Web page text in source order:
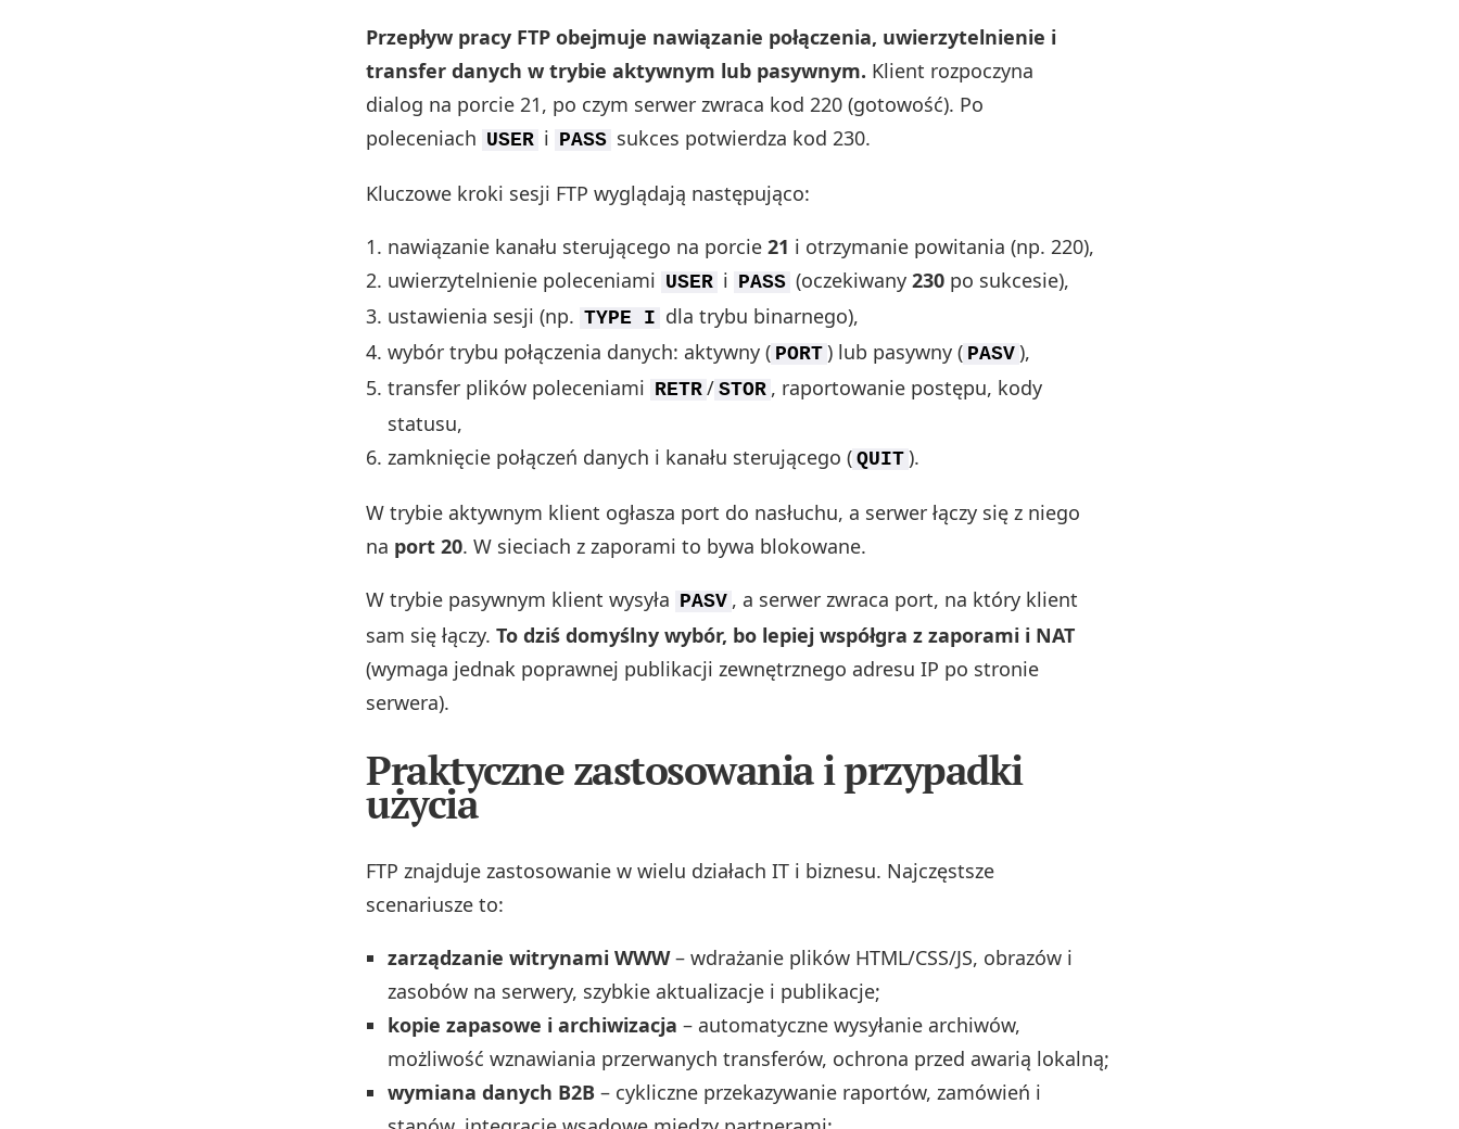
Przepływ pracy FTP obejmuje nawiązanie połączenia, uwierzytelnienie i
transfer danych w trybie aktywnym lub pasywnym. Klient rozpoczyna
dialog na porcie 21, po czym serwer zwraca kod 220 (gotowość). Po
poleceniach USER i PASS sukces potwierdza kod 230.
Kluczowe kroki sesji FTP wyglądają następująco:
nawiązanie kanału sterującego na porcie 21 i otrzymanie powitania (np. 220),
uwierzytelnienie poleceniami USER i PASS (oczekiwany 230 po sukcesie),
ustawienia sesji (np. TYPE I dla trybu binarnego),
wybór trybu połączenia danych: aktywny ( PORT ) lub pasywny ( PASV ),
transfer plików poleceniami RETR / STOR , raportowanie postępu, kody
statusu,
zamknięcie połączeń danych i kanału sterującego ( QUIT ).
W trybie aktywnym klient ogłasza port do nasłuchu, a serwer łączy się z niego
na port 20. W sieciach z zaporami to bywa blokowane.
W trybie pasywnym klient wysyła PASV , a serwer zwraca port, na który klient
sam się łączy. To dziś domyślny wybór, bo lepiej współgra z zaporami i NAT
(wymaga jednak poprawnej publikacji zewnętrznego adresu IP po stronie
serwera).
Praktyczne zastosowania i przypadki
użycia
FTP znajduje zastosowanie w wielu działach IT i biznesu. Najczęstsze
scenariusze to:
zarządzanie witrynami WWW– wdrażanie plików HTML/CSS/JS, obrazów i
zasobów na serwery, szybkie aktualizacje i publikacje;
kopie zapasowe i archiwizacja – automatyczne wysyłanie archiwów,
możliwość wznawiania przerwanych transferów, ochrona przed awarią lokalną;
wymiana danych B2B – cykliczne przekazywanie raportów, zamówień i